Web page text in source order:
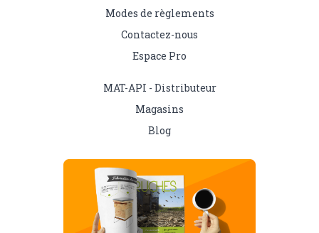
Modes de règlements
Contactez-nous
Espace Pro
MAT-API - Distributeur
Magasins
Blog